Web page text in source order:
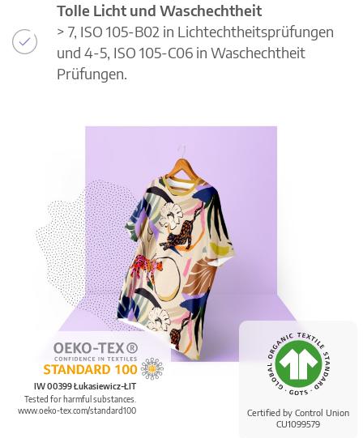
Certified by Control Union
CU1099579
IW 00399 Łukasiewicz-ŁIT
Tested for harmful substances.
www.oeko-tex.com/standard100
Tolle Licht und Waschechtheit
> 7, ISO 105-B02 in Lichtechtheitsprüfungen
und 4-5, ISO 105-C06 in Waschechtheit
Prüfungen.